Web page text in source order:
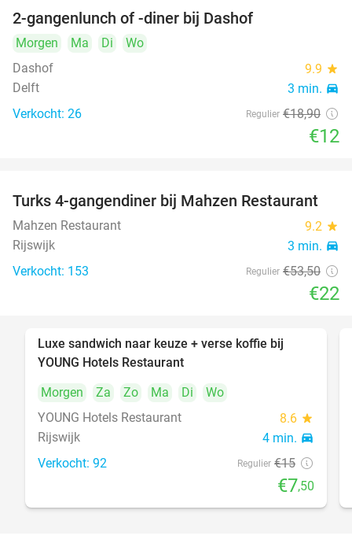
2-gangenlunch of -diner bij Dashof
Morgen Ma Di
Wo
Dashof
9.9 star
Delft 3 min. directions_car
Verkocht: 26 Regulier €18,90
€12
59%
Turks 4-gangendiner bij Mahzen Restaurant
Mahzen Restaurant 9.2 star
Rijswijk 3 min. directions_car
Verkocht: 153 Regulier €53,50
€22
Luxe sandwich naar keuze + verse koffie bij
YOUNG Hotels Restaurant
Morgen
Za Zo Ma Di
Wo
YOUNG Hotels Restaurant
8.6 star
Rijswijk 4 min. directions_car
Verkocht: 92 Regulier €15
€7,50